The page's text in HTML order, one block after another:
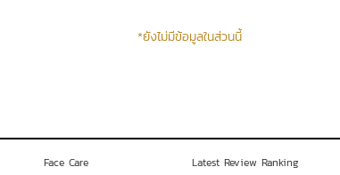
*ยังไม่มีข้อมูลในส่วนนี้
Face Care Latest Review Ranking